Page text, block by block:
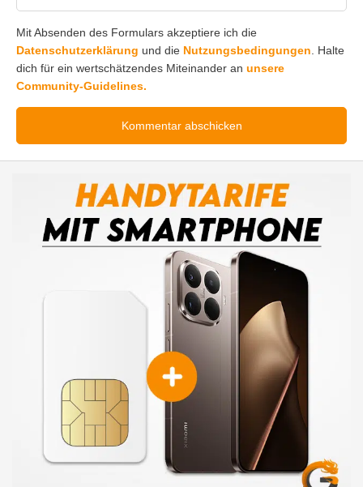
Mit Absenden des Formulars akzeptiere ich die
Datenschutzerklärung und die Nutzungsbedingungen . Halte
dich für ein wertschätzendes Miteinander an unsere
Community-Guidelines.